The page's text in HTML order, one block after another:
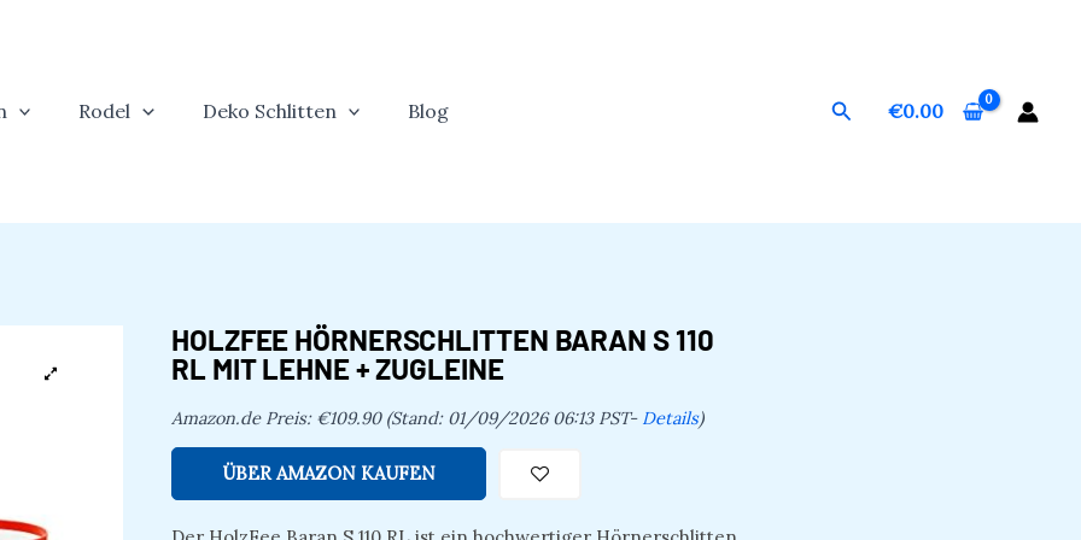
Rodel Deko Schlitten Blog Suchen
€0.00
HOLZFEE HÖRNERSCHLITTEN BARAN S 110
RL MIT LEHNE + ZUGLEINE
Amazon.de Preis: €109.90(Stand: 01/09/2026 06:13 PST- Details)
ÜBER AMAZON KAUFEN